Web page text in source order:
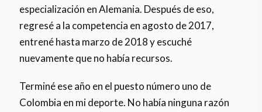
especialización en Alemania. Después de eso,
regresé a la competencia en agosto de 2017,
entrené hasta marzo de 2018 y escuché
nuevamente que no había recursos.
Terminé ese año en el puesto número uno de
Colombia en mi deporte. No había ninguna razón